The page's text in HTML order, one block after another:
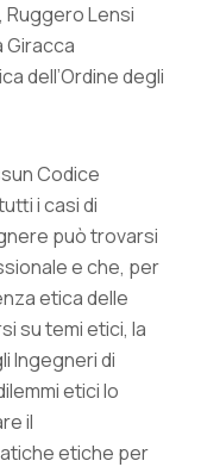
Ruggero Lensi
Giracca
dell’Ordine degli
Codice
i casi di
può trovarsi
e che, per
etica delle
su temi etici, la
Ingegneri di
etici lo
il
etiche per